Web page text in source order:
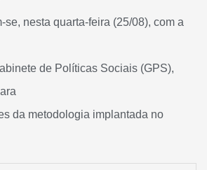
se, nesta quarta-feira (25/08), com a
de Políticas Sociais (GPS),
da metodologia implantada no